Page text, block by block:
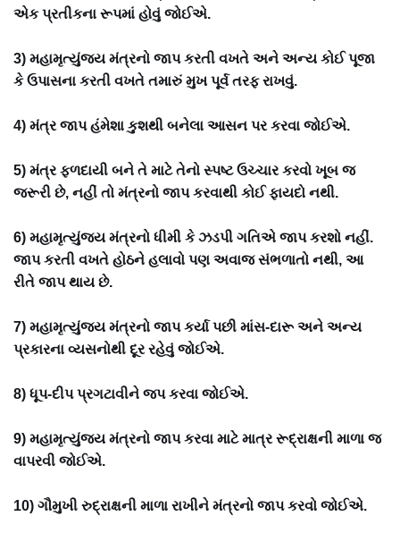
એક પ્રતીકના રૂપમાં હોવું જોઈએ.
3) મહામૃત્યુંજય મંત્રનો જાપ કરતી વખતે અને અન્ય કોઈ પૂજા
કે ઉપાસના કરતી વખતે તમારું મુખ પૂર્વ તરફ રાખવું.
4) મંત્ર જાપ હંમેશા કુશથી બનેલા આસન પર કરવા જોઈએ.
5) મંત્ર ફળદાયી બને તે માટે તેનો સ્પષ્ટ ઉચ્ચાર કરવો ખૂબ જ
જરૂરી છે, નહીં તો મંત્રનો જાપ કરવાથી કોઈ ફાયદો નથી.
6) મહામૃત્યુંજય મંત્રનો ધીમી કે ઝડપી ગતિએ જાપ કરશો નહીં.
જાપ કરતી વખતે હોઠને હલાવો પણ અવાજ સંભળાતો નથી, આ
રીતે જાપ થાય છે.
7) મહામૃત્યુંજય મંત્રનો જાપ કર્યા પછી માંસ-દારૂ અને અન્ય
પ્રકારના વ્યસનોથી દૂર રહેવું જોઈએ.
8) ધૂપ-દીપ પ્રગટાવીને જપ કરવા જોઈએ.
9) મહામૃત્યુંજય મંત્રનો જાપ કરવા માટે માત્ર રૂદ્રાક્ષની માળા જ
વાપરવી જોઈએ.
10) ગૌમુખી રુદ્રાક્ષની માળા રાખીને મંત્રનો જાપ કરવો જોઈએ.